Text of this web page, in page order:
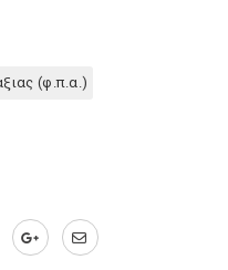
(φ.π.α.)